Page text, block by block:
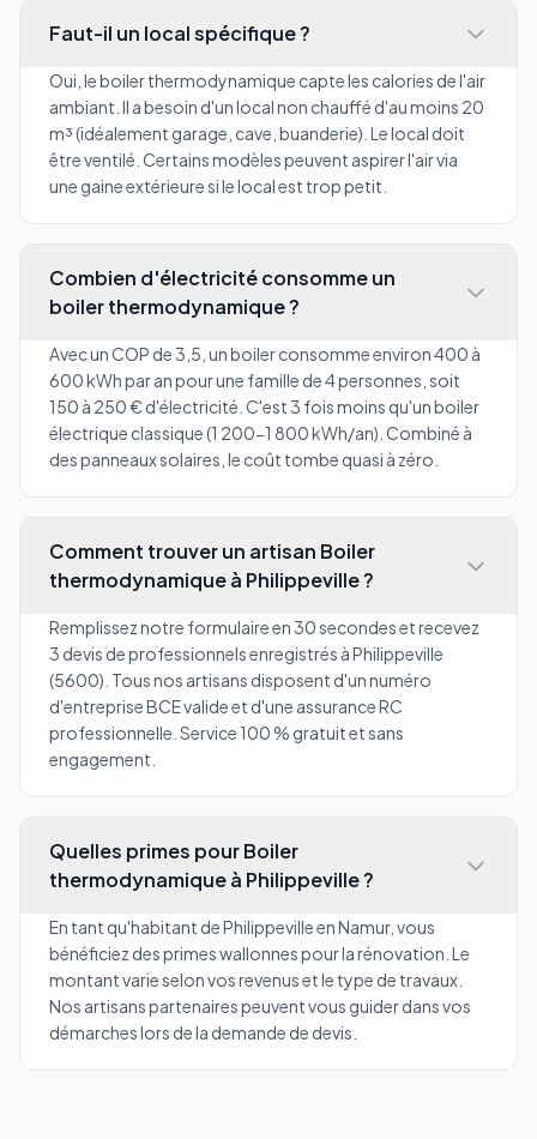
Faut-il un local spécifique ?
Oui, le boiler thermodynamique capte les calories de l'air
ambiant. Il a besoin d'un local non chauffé d'au moins 20
m³ (idéalement garage, cave, buanderie). Le local doit
être ventilé. Certains modèles peuvent aspirer l'air via
une gaine extérieure si le local est trop petit.
Combien d'électricité consomme un
boiler thermodynamique ?
Avec un COP de 3,5, un boiler consomme environ 400 à
600 kWh par an pour une famille de 4 personnes, soit
150 à 250 € d'électricité. C'est 3 fois moins qu'un boiler
électrique classique (1 200-1 800 kWh/an). Combiné à
des panneaux solaires, le coût tombe quasi à zéro.
Comment trouver un artisan Boiler
thermodynamique à Philippeville ?
Remplissez notre formulaire en 30 secondes et recevez
3 devis de professionnels enregistrés à Philippeville
(5600). Tous nos artisans disposent d'un numéro
d'entreprise BCE valide et d'une assurance RC
professionnelle. Service 100 % gratuit et sans
engagement.
Quelles primes pour Boiler
thermodynamique à Philippeville ?
En tant qu'habitant de Philippeville en Namur, vous
bénéficiez des primes wallonnes pour la rénovation. Le
montant varie selon vos revenus et le type de travaux.
Nos artisans partenaires peuvent vous guider dans vos
démarches lors de la demande de devis.